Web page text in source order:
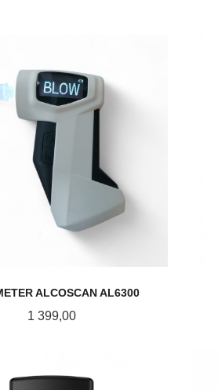
ALCOSCAN AL6300
Pris
1 399,00